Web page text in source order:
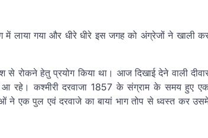
लाया गया और धीरे धीरे इस जगह को अंग्रेजों ने खाली
से रोकने हेतु प्रयोग किया था। आज दिखाई देने वाली
कश्मीरी दरवाजा 1857 के संग्राम के समय हुए
ने एक पुल एवं दरवाजे का बायां भाग तोप से ध्वस्त कर